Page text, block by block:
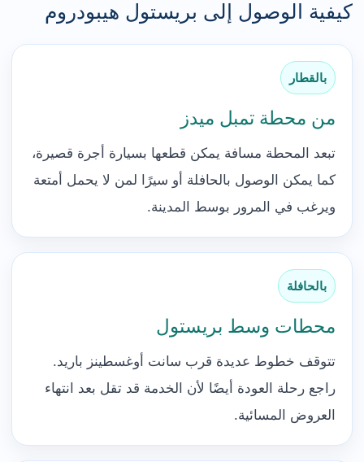
كيفية الوصول إلى بريستول هيبودروم
بالقطار
من محطة تمبل ميدز
تبعد المحطة مسافة يمكن قطعها بسيارة أجرة قصيرة،
كما يمكن الوصول بالحافلة أو سيرًا لمن لا يحمل أمتعة
ويرغب في المرور بوسط المدينة.
بالحافلة
محطات وسط بريستول
تتوقف خطوط عديدة قرب سانت أوغسطينز باريد.
راجع رحلة العودة أيضًا لأن الخدمة قد تقل بعد انتهاء
العروض المسائية.